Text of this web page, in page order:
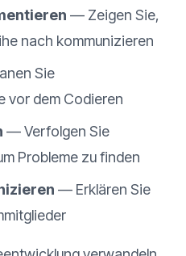
— Zeigen Sie,
nach kommunizieren
Sie
vor dem Codieren
—Verfolgen Sie
Probleme zu finden
— Erklären Sie